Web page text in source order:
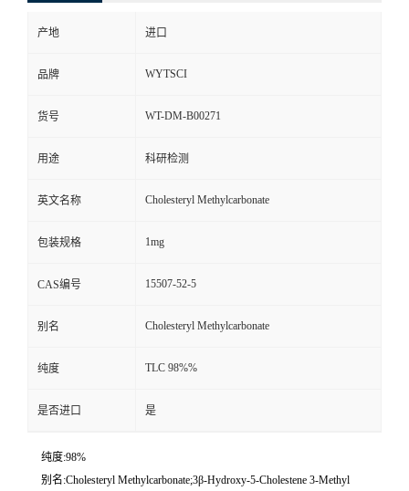
产地 进口
品牌 WYTSCI
货号 WT-DM-B00271
用途 科研检测
英文名称 Cholesteryl Methylcarbonate
包装规格 1mg
CAS编号 15507-52-5
别名 Cholesteryl Methylcarbonate
纯度 TLC 98%%
是否进口 是
纯度:98%
别名:Cholesteryl Methylcarbonate;3β-Hydroxy-5-Cholestene 3-Methyl